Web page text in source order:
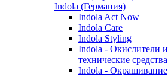
Indola (Германия)
Indola Act Now
Indola Care
Indola Styling
Indola - Окислители и
технические средства
Indola - Окрашивание